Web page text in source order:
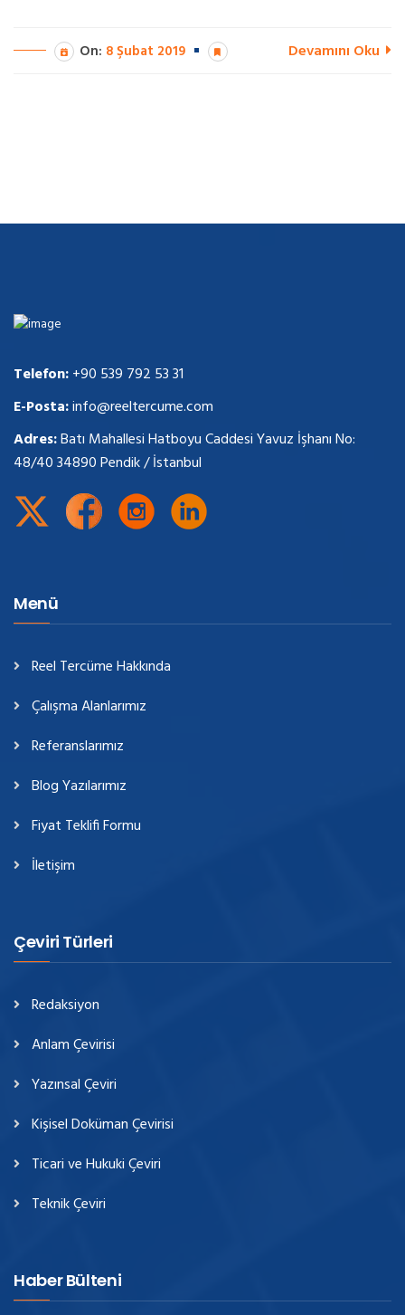
On: 8 Şubat 2019 Devamını Oku
Telefon:+90 539 792 53 31
E-Posta:info@reeltercume.com
Adres:Batı Mahallesi Hatboyu Caddesi Yavuz İşhanı No:
48/40 34890 Pendik / İstanbul
Menü
Reel Tercüme Hakkında
Çalışma Alanlarımız
Referanslarımız
Blog Yazılarımız
Fiyat Teklifi Formu
İletişim
Çeviri Türleri
Redaksiyon
Anlam Çevirisi
Yazınsal Çeviri
Kişisel Doküman Çevirisi
Ticari ve Hukuki Çeviri
Teknik Çeviri
Haber Bülteni